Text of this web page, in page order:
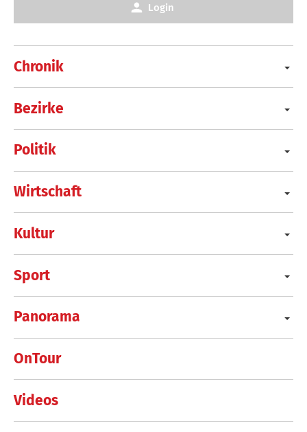
Chronik
Bezirke
Politik
Wirtschaft
Kultur
Sport
Panorama
OnTour
Videos
Login